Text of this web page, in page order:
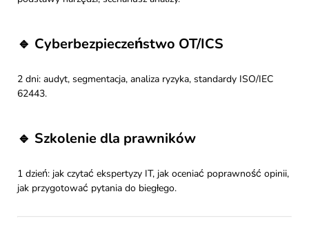
🔹 Cyberbezpieczeństwo OT/ICS
2 dni: audyt, segmentacja, analiza ryzyka, standardy ISO/IEC
62443.
🔹 Szkolenie dla prawników
1 dzień: jak czytać ekspertyzy IT, jak oceniać poprawność opinii,
jak przygotować pytania do biegłego.